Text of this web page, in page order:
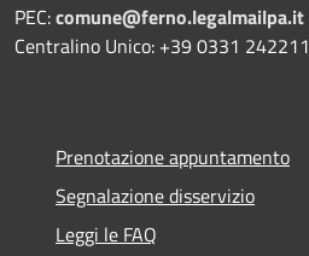
PEC:comune@ferno.legalmailpa.it
Centralino Unico: +39 0331 242211
Prenotazione appuntamento
Segnalazione disservizio
Leggi le FAQ